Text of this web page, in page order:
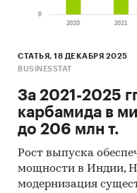
СТАТЬЯ, 18 ДЕКАБРЯ 2025
BUSINESSTAT
За 2021-2025
карбамида в
до 206 млн т.
Рост выпуска
мощности в Индии,
модернизация